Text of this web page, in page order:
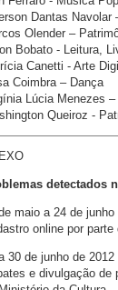
Dantas Navolar
Olender –
Bobato - Leitura,
Canetti - Arte
Coimbra – Dança
Lúcia Menezes –
Queiroz -
detectados
maio a 24 de junho
online por
30 de junho de 2012
e divulgação